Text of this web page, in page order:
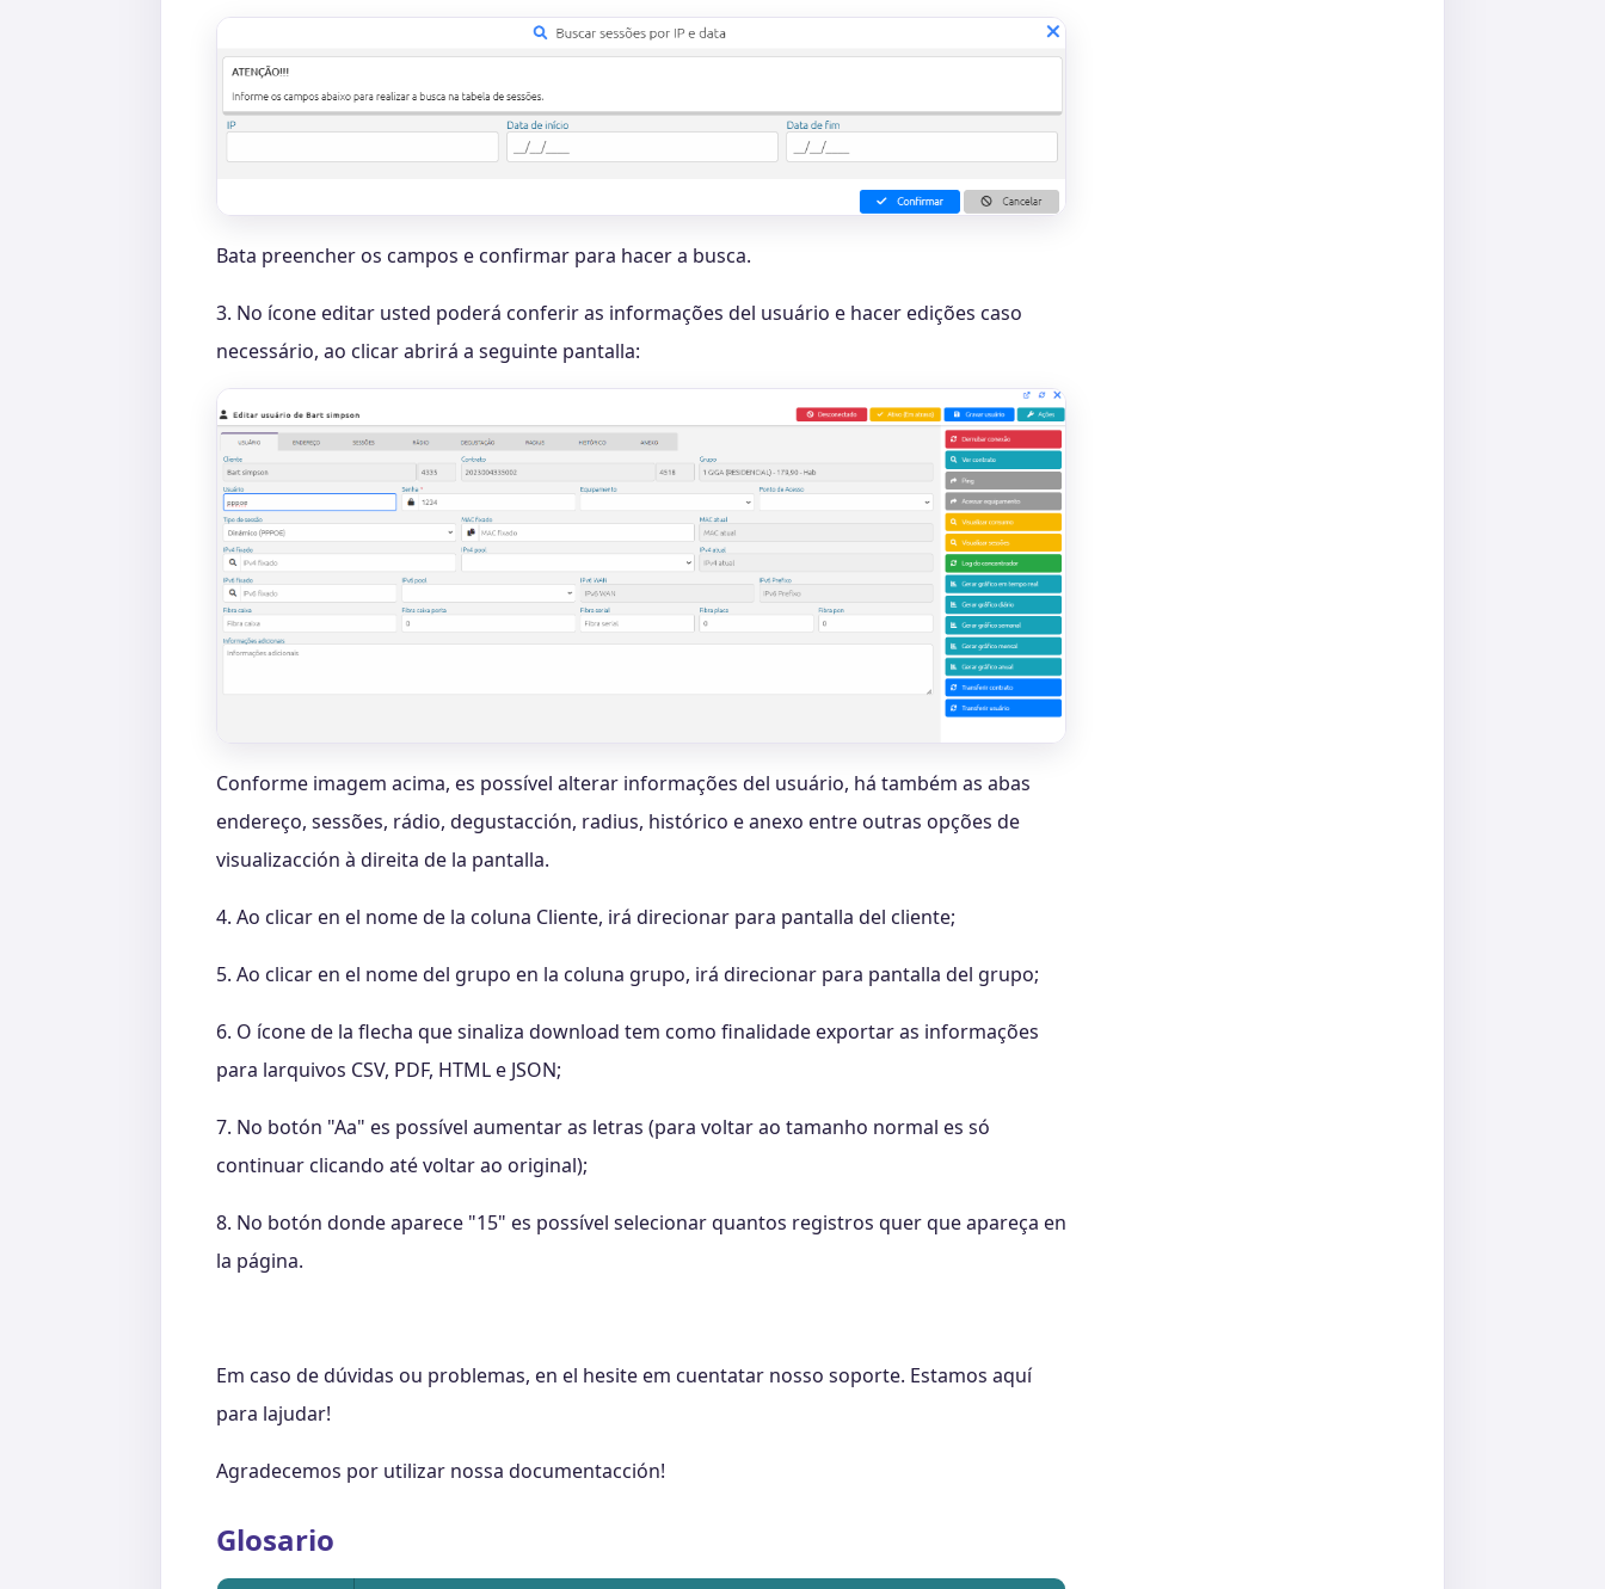
Bata preencher os campos e confirmar para hacer a busca.
3. No ícone editar usted poderá conferir as informações del usuário e hacer edições caso
necessário, ao clicar abrirá a seguinte pantalla:
Conforme imagem acima, es possível alterar informações del usuário, há também as abas
endereço, sessões, rádio, degustacción, radius, histórico e anexo entre outras opções de
visualizacción à direita de la pantalla.
4. Ao clicar en el nome de la coluna Cliente, irá direcionar para pantalla del cliente;
5. Ao clicar en el nome del grupo en la coluna grupo, irá direcionar para pantalla del grupo;
6. O ícone de la flecha que sinaliza download tem como finalidade exportar as informações
para larquivos CSV, PDF, HTML e JSON;
7. No botón "Aa" es possível aumentar as letras (para voltar ao tamanho normal es só
continuar clicando até voltar ao original);
8. No botón donde aparece "15" es possível selecionar quantos registros quer que apareça en
la página.
Em caso de dúvidas ou problemas, en el hesite em cuentatar nosso soporte. Estamos aquí
para lajudar!
Agradecemos por utilizar nossa documentacción!
Glosario